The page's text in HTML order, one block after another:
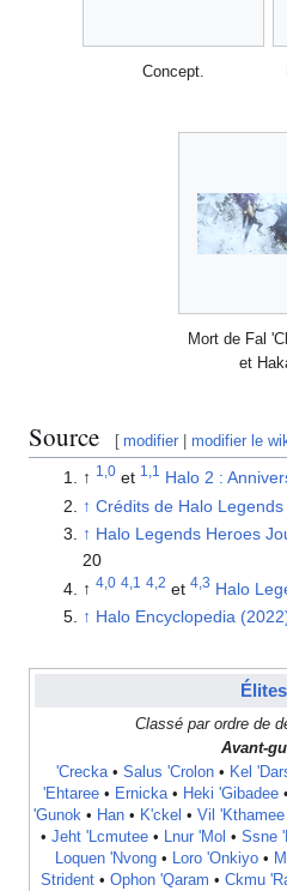
Concept.
Mort de Fal
et
Source [ modifier |modifier le
↑ 1,0et 1,1 Halo 2 :
↑ Crédits de Halo Legends
↑ Halo Legends Heroes
20
↑ 4,0 4,1 4,2 et 4,3 Halo
↑ Halo Encyclopedia
Élites
Classé par ordre de
Avant-
'Crecka• Salus 'Crolon • Kel
'Ehtaree• Ernicka• Heki 'Gibadee•
'Gunok • Han • K'ckel • Vil 'Kthamee
• Jeht 'Lcmutee • Lnur 'Mol • Ssne
Loquen 'Nvong • Loro 'Onkiyo •
Strident • Ophon 'Qaram • Ckmu